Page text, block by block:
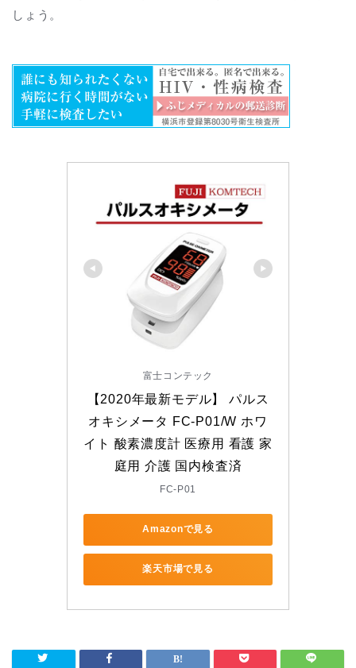
しょう。
富士コンテック
【2020年最新モデル】 パルス
オキシメータ FC-P01/W ホワ
イト 酸素濃度計 医療用 看護 家
庭用 介護 国内検査済
FC-P01
Amazonで見る
楽天市場で見る